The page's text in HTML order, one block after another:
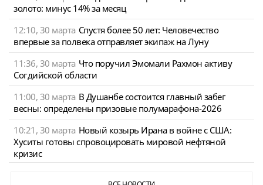
золото: минус 14% за месяц
12:10, 30 марта Спустя более 50 лет: Человечество
впервые за полвека отправляет экипаж на Луну
11:36, 30 марта Что поручил Эмомали Рахмон активу
Согдийской области
11:00, 30 марта В Душанбе состоится главный забег
весны: определены призовые полумарафона-2026
10:21, 30 марта Новый козырь Ирана в войне с США:
Хуситы готовы спровоцировать мировой нефтяной
кризис